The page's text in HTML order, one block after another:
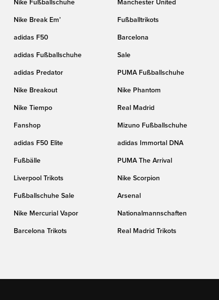
Nike Fußballschuhe Manchester United
Nike Break Em’ Fußballtrikots
adidas F50 Barcelona
adidas Fußballschuhe Sale
adidas Predator PUMA Fußballschuhe
Nike Breakout Nike Phantom
Nike Tiempo Real Madrid
Fanshop Mizuno Fußballschuhe
adidas F50 Elite adidas Immortal DNA
Fußbälle PUMA The Arrival
Liverpool Trikots Nike Scorpion
Fußballschuhe Sale Arsenal
Nike Mercurial Vapor Nationalmannschaften
Barcelona Trikots Real Madrid Trikots